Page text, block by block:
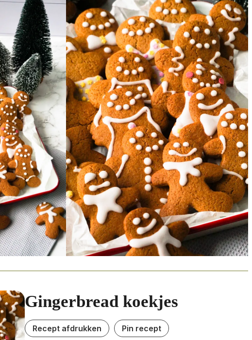
Gingerbread koekjes
Recept afdrukken Pin recept